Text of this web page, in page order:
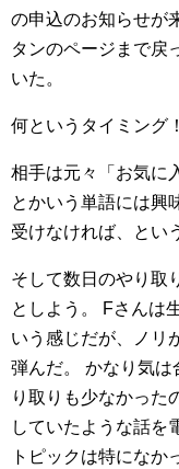
の申込のお知らせが
タンのページまで戻
いた。
何というタイミング
相手は元々「お気に
とかいう単語には興
受けなければ、とい
そして数日のやり取
としよう。
Fさんは
いう感じだが、ノリ
弾んだ。
かなり気は
り取りも少なかった
していたような話を
トピックは特になか